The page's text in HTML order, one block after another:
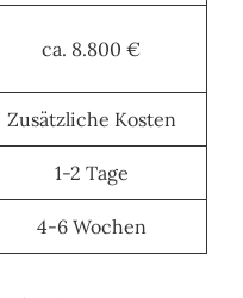
ca. 8.800 €
Zusätzliche Kosten
1-2 Tage
4-6 Wochen